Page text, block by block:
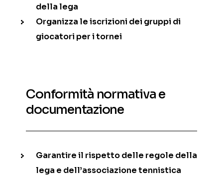
della lega
Organizza le iscrizioni dei gruppi di
giocatori per i tornei
Conformità normativa e
documentazione
Garantire il rispetto delle regole della
lega e dell’associazione tennistica